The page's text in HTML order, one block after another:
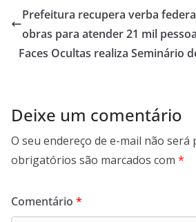
b
o
o
k
s
A
p
p
e
d
I
n
g
r
a
m
Prefeitura recupera verba
obras para atender 21 mil
Faces Ocultas realiza Seminário
Deixe um comentário
O seu endereço de e-mail não será
obrigatórios são marcados com *
Comentário *